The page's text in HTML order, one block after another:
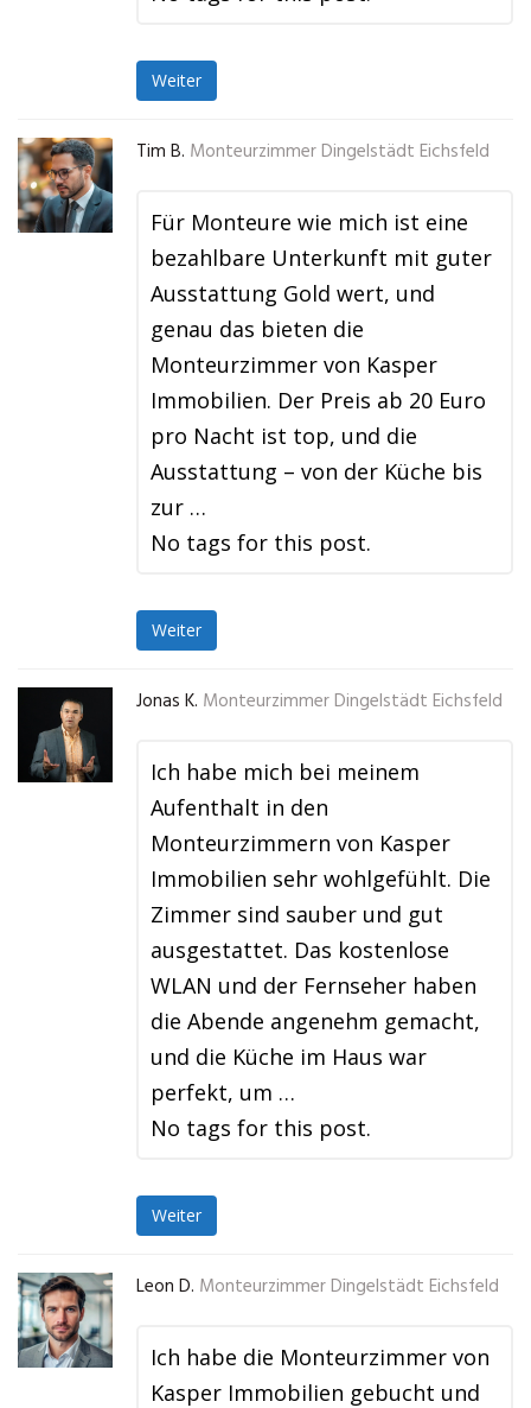
Weiter
Tim B. Monteurzimmer Dingelstädt Eichsfeld
Für Monteure wie mich ist eine
bezahlbare Unterkunft mit guter
Ausstattung Gold wert, und
genau das bieten die
Monteurzimmer von Kasper
Immobilien. Der Preis ab 20 Euro
pro Nacht ist top, und die
Ausstattung – von der Küche bis
zur …
No tags for this post.
Weiter
Jonas K. Monteurzimmer Dingelstädt Eichsfeld
Ich habe mich bei meinem
Aufenthalt in den
Monteurzimmern von Kasper
Immobilien sehr wohlgefühlt. Die
Zimmer sind sauber und gut
ausgestattet. Das kostenlose
WLAN und der Fernseher haben
die Abende angenehm gemacht,
und die Küche im Haus war
perfekt, um …
No tags for this post.
Weiter
Leon D. Monteurzimmer Dingelstädt Eichsfeld
Ich habe die Monteurzimmer von
Kasper Immobilien gebucht und